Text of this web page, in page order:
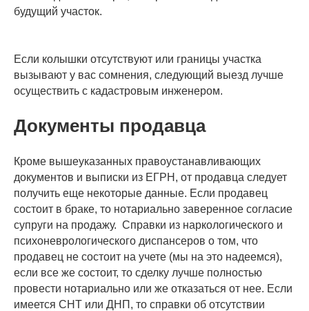
будущий участок.
Если колышки отсутствуют или границы участка
вызывают у вас сомнения, следующий выезд лучше
осуществить с кадастровым инженером.
Документы продавца
Кроме вышеуказанных правоустанавливающих
документов и выписки из ЕГРН, от продавца следует
получить еще некоторые данные. Если продавец
состоит в браке, то нотариально заверенное согласие
супруги на продажу. Справки из наркологического и
психоневрологического диспансеров о том, что
продавец не состоит на учете (мы на это надеемся),
если все же состоит, то сделку лучше полностью
провести нотариально или же отказаться от нее. Если
имеется СНТ или ДНП, то справки об отсутствии